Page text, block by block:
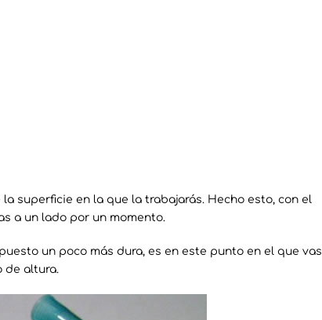
superficie en la que la trabajarás. Hecho esto, con el
a un lado por un momento.
un poco más dura, es en este punto en el que vas
de altura.